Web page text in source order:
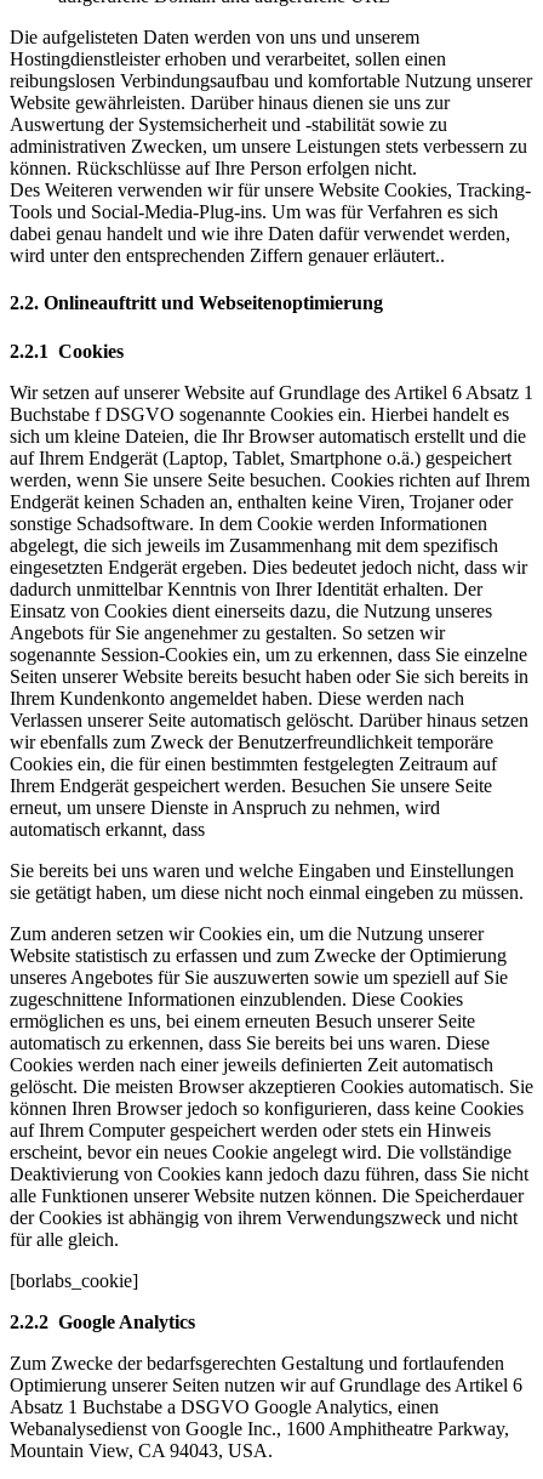
Die aufgelisteten Daten werden von uns und unserem
Hostingdienstleister erhoben und verarbeitet, sollen einen
reibungslosen Verbindungsaufbau und komfortable Nutzung unserer
Website gewährleisten. Darüber hinaus dienen sie uns zur
Auswertung der Systemsicherheit und -stabilität sowie zu
administrativen Zwecken, um unsere Leistungen stets verbessern zu
können. Rückschlüsse auf Ihre Person erfolgen nicht.
Des Weiteren verwenden wir für unsere Website Cookies, Tracking-
Tools und Social-Media-Plug-ins. Um was für Verfahren es sich
dabei genau handelt und wie ihre Daten dafür verwendet werden,
wird unter den entsprechenden Ziffern genauer erläutert..
2.2. Onlineauftritt und Webseitenoptimierung
2.2.1 Cookies
Wir setzen auf unserer Website auf Grundlage des Artikel 6 Absatz 1
Buchstabe f DSGVO sogenannte Cookies ein. Hierbei handelt es
sich um kleine Dateien, die Ihr Browser automatisch erstellt und die
auf Ihrem Endgerät (Laptop, Tablet, Smartphone o.ä.) gespeichert
werden, wenn Sie unsere Seite besuchen. Cookies richten auf Ihrem
Endgerät keinen Schaden an, enthalten keine Viren, Trojaner oder
sonstige Schadsoftware. In dem Cookie werden Informationen
abgelegt, die sich jeweils im Zusammenhang mit dem spezifisch
eingesetzten Endgerät ergeben. Dies bedeutet jedoch nicht, dass wir
dadurch unmittelbar Kenntnis von Ihrer Identität erhalten. Der
Einsatz von Cookies dient einerseits dazu, die Nutzung unseres
Angebots für Sie angenehmer zu gestalten. So setzen wir
sogenannte Session-Cookies ein, um zu erkennen, dass Sie einzelne
Seiten unserer Website bereits besucht haben oder Sie sich bereits in
Ihrem Kundenkonto angemeldet haben. Diese werden nach
Verlassen unserer Seite automatisch gelöscht. Darüber hinaus setzen
wir ebenfalls zum Zweck der Benutzerfreundlichkeit temporäre
Cookies ein, die für einen bestimmten festgelegten Zeitraum auf
Ihrem Endgerät gespeichert werden. Besuchen Sie unsere Seite
erneut, um unsere Dienste in Anspruch zu nehmen, wird
automatisch erkannt, dass
Sie bereits bei uns waren und welche Eingaben und Einstellungen
sie getätigt haben, um diese nicht noch einmal eingeben zu müssen.
Zum anderen setzen wir Cookies ein, um die Nutzung unserer
Website statistisch zu erfassen und zum Zwecke der Optimierung
unseres Angebotes für Sie auszuwerten sowie um speziell auf Sie
zugeschnittene Informationen einzublenden. Diese Cookies
ermöglichen es uns, bei einem erneuten Besuch unserer Seite
automatisch zu erkennen, dass Sie bereits bei uns waren. Diese
Cookies werden nach einer jeweils definierten Zeit automatisch
gelöscht. Die meisten Browser akzeptieren Cookies automatisch. Sie
können Ihren Browser jedoch so konfigurieren, dass keine Cookies
auf Ihrem Computer gespeichert werden oder stets ein Hinweis
erscheint, bevor ein neues Cookie angelegt wird. Die vollständige
Deaktivierung von Cookies kann jedoch dazu führen, dass Sie nicht
alle Funktionen unserer Website nutzen können. Die Speicherdauer
der Cookies ist abhängig von ihrem Verwendungszweck und nicht
für alle gleich.
[borlabs_cookie]
2.2.2 Google Analytics
Zum Zwecke der bedarfsgerechten Gestaltung und fortlaufenden
Optimierung unserer Seiten nutzen wir auf Grundlage des Artikel 6
Absatz 1 Buchstabe a DSGVO Google Analytics, einen
Webanalysedienst von Google Inc., 1600 Amphitheatre Parkway,
Mountain View, CA 94043, USA.